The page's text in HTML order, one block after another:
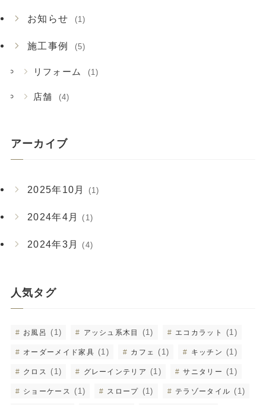
お知らせ (1)
施工事例 (5)
リフォーム (1)
店舗 (4)
アーカイブ
2025年10月 (1)
2024年4月 (1)
2024年3月 (4)
人気タグ
お風呂 (1) アッシュ系木目 (1) エコカラット (1)
オーダーメイド家具 (1) カフェ (1) キッチン (1)
クロス (1) グレーインテリア (1) サニタリー (1)
ショーケース (1) スロープ (1) テラゾータイル (1)